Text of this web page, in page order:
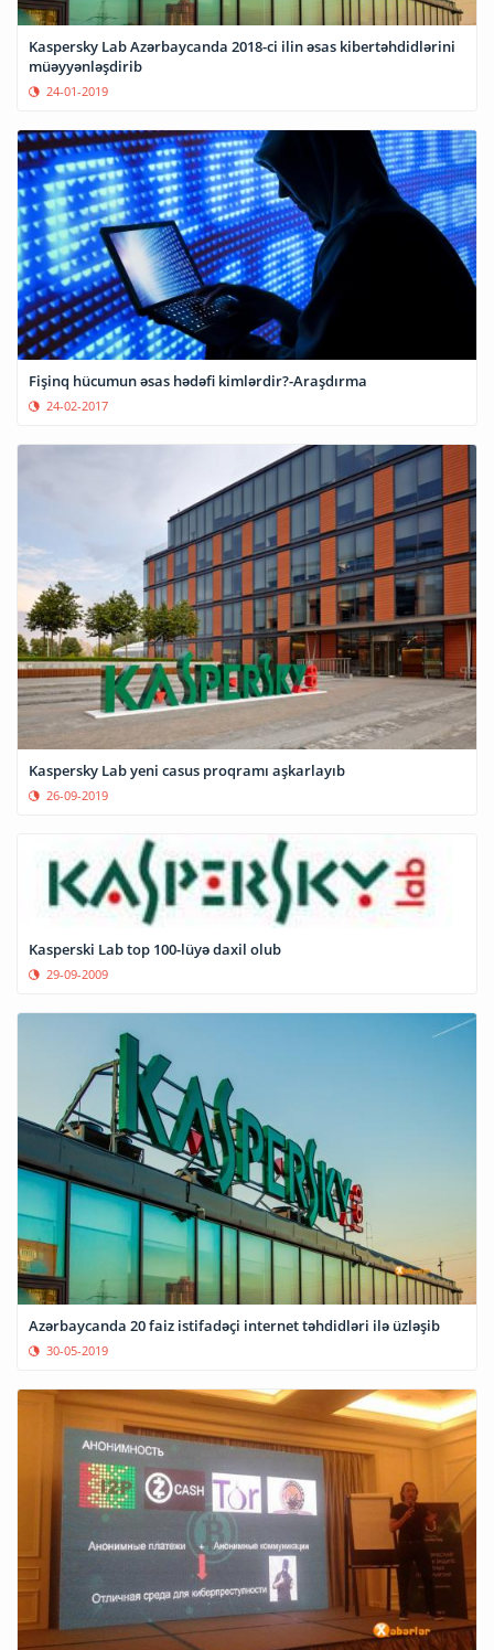
Kaspersky Lab Azərbaycanda 2018-ci ilin əsas kibertəhdidlərini
müəyyənləşdirib
24-01-2019
Fişinq hücumun əsas hədəfi kimlərdir?-Araşdırma
24-02-2017
Kaspersky Lab yeni casus proqramı aşkarlayıb
26-09-2019
Kasperski Lab top 100-lüyə daxil olub
29-09-2009
Azərbaycanda 20 faiz istifadəçi internet təhdidləri ilə üzləşib
30-05-2019